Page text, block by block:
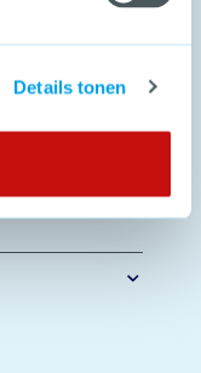
Details tonen